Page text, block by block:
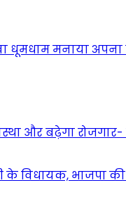
मनाया अपना
और बढ़ेगा रोजगार-
विधायक, भाजपा